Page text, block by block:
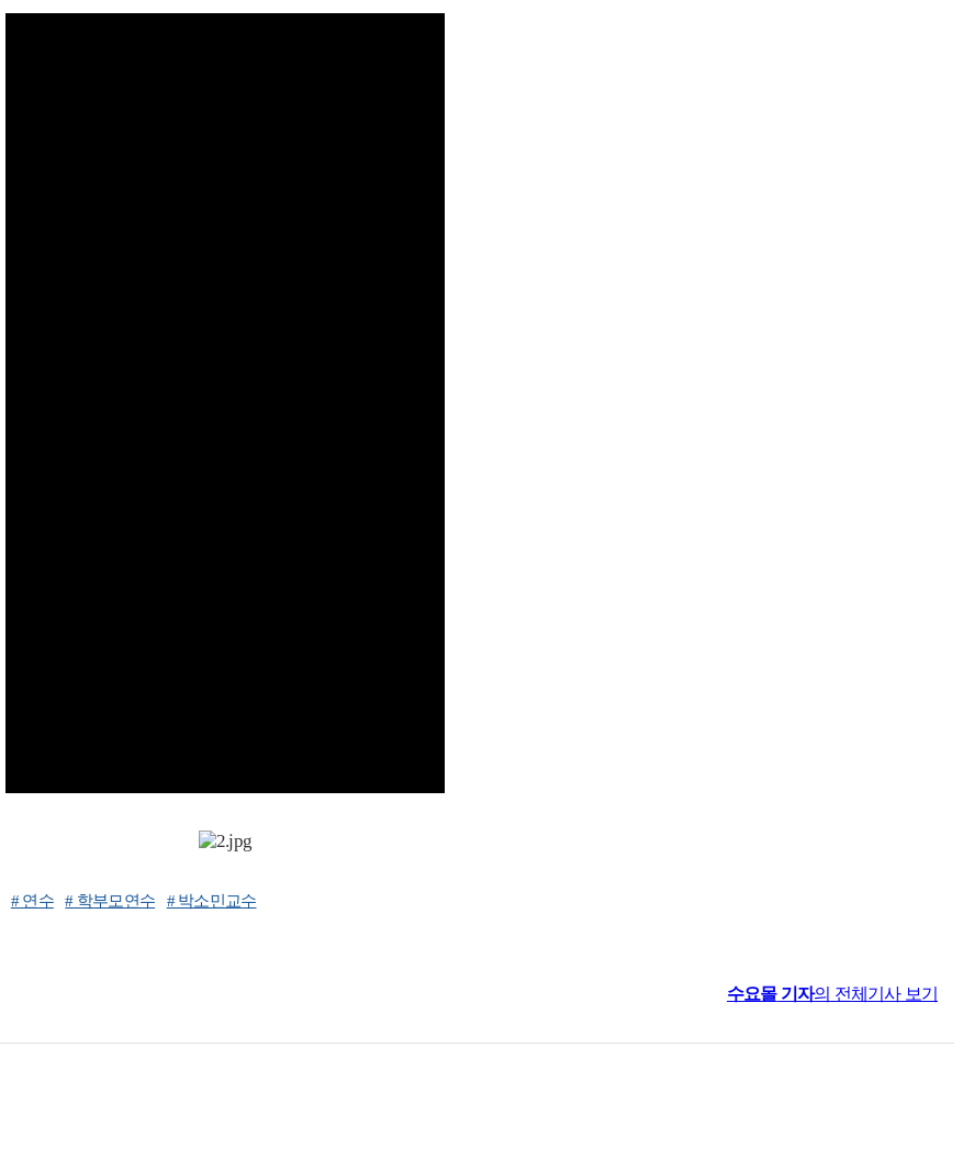
# 연수 # 학부모연수 # 박소민교수
수요몰기자의 전체기사 보기